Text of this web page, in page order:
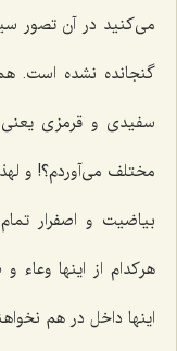
می‌کنید در آن تصور
گنجانده نشده است.
سفیدی و قرمزی یعنی
مختلف می‌آوردم؟! و
بیاضیت و اصفرار
هرکدام از اینها
اینها داخل در هم